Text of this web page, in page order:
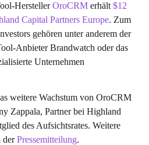
HerstellerOroCRM erhält $12
Capital Partners Europe. Zum
gehören unter anderem der
Anbieter Brandwatch oder das
Unternehmen
weitere Wachstum von OroCRM
Zappala, Partner bei Highland
des Aufsichtsrates. Weitere
derPressemitteilung.